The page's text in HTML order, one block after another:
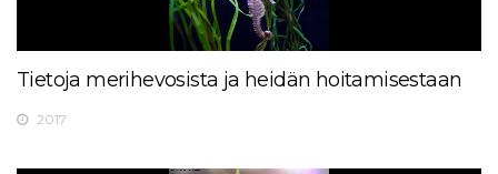
Tietoja merihevosista ja heidän hoitamisestaan
2017